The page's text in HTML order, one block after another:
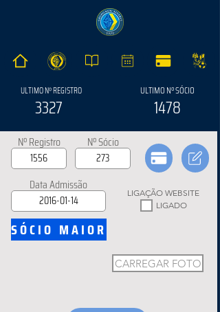
ULTIMO Nº REGISTRO
3327
ULTIMO Nº SÓCIO
1478
Nº Registro Nº Sócio
Data Admissão
LIGAÇÃO WEBSITE
LIGADO
SÓCIO MAIOR
CARREGAR FOTO